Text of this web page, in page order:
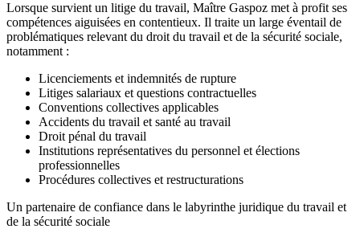
Lorsque survient un litige du travail, Maître Gaspoz met à profit ses
compétences aiguisées en contentieux. Il traite un large éventail de
problématiques relevant du droit du travail et de la sécurité sociale,
notamment :
Licenciements et indemnités de rupture
Litiges salariaux et questions contractuelles
Conventions collectives applicables
Accidents du travail et santé au travail
Droit pénal du travail
Institutions représentatives du personnel et élections
professionnelles
Procédures collectives et restructurations
Un partenaire de confiance dans le labyrinthe juridique du travail et
de la sécurité sociale